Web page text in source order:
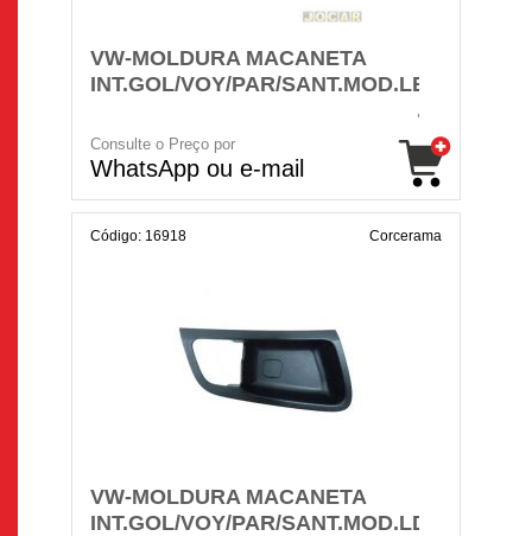
VW-MOLDURA MACANETA
INT.GOL/VOY/PAR/SANT.MOD.LE
Consulte o Preço por
WhatsApp ou e-mail
Código: 16918 Corcerama
VW-MOLDURA MACANETA
INT.GOL/VOY/PAR/SANT.MOD.LD